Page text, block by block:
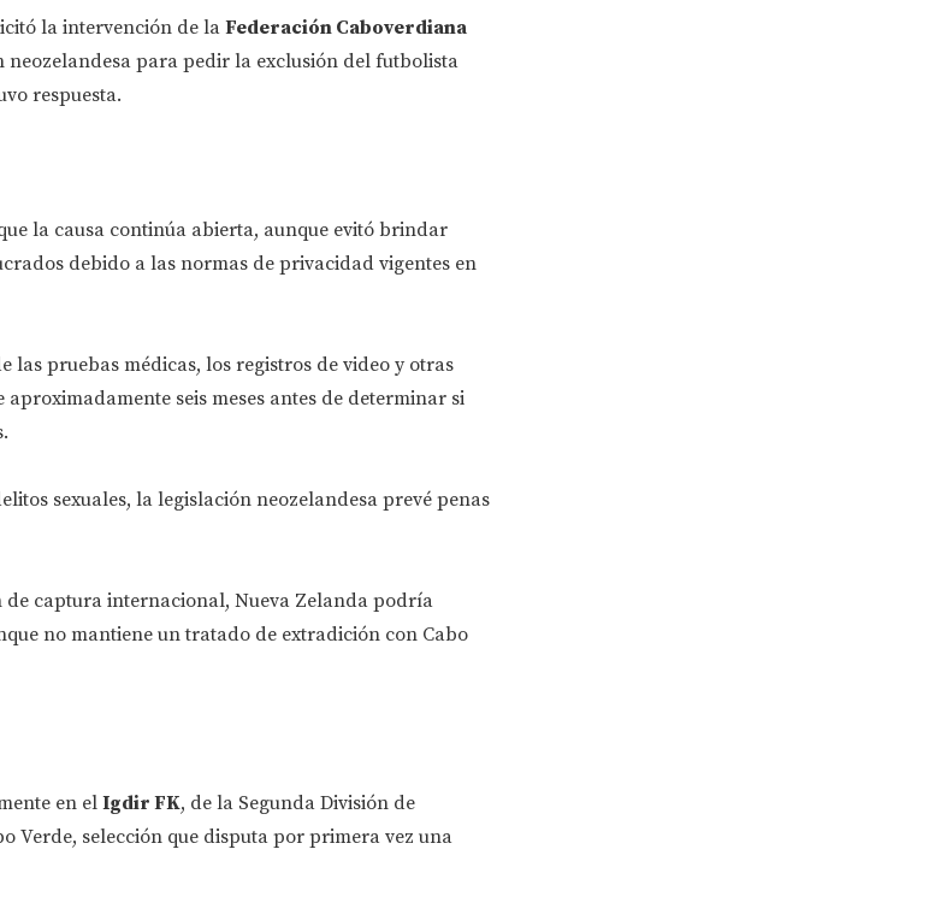
la intervención de la Federación Caboverdiana
para pedir la exclusión del futbolista
respuesta.
la causa continúa abierta, aunque evitó brindar
debido a las normas de privacidad vigentes en
las pruebas médicas, los registros de video y otras
seis meses antes de determinar si
sexuales, la legislación neozelandesa prevé penas
de captura internacional, Nueva Zelanda podría
no mantiene un tratado de extradición con Cabo
en elIgdir FK, de la Segunda División de
Verde, selección que disputa por primera vez una